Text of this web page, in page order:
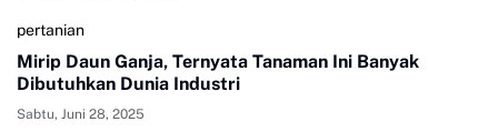
pertanian
Mirip Daun Ganja, Ternyata Tanaman Ini Banyak
Dibutuhkan Dunia Industri
Sabtu, Juni 28, 2025